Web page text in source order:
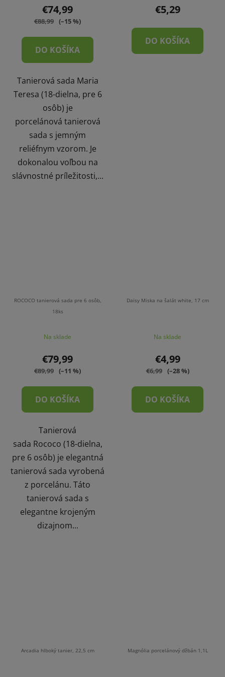
€74,99
€88,99 (–15 %)
DO KOŠÍKA
Tanierová sada Maria
Teresa (18-dielna, pre 6
osôb) je
porcelánová tanierová
sada s jemným
reliéfnym vzorom. Je
dokonalou voľbou na
slávnostné príležitosti,...
€5,29
DO KOŠÍKA
ROCOCO tanierová sada pre 6 osôb,
18ks
Na sklade
€79,99
€89,99 (–11 %)
DO KOŠÍKA
Tanierová
sada Rococo (18-dielna,
pre 6 osôb) je elegantná
tanierová sada vyrobená
z porcelánu. Táto
tanierová sada s
elegantne krojeným
dizajnom...
Daisy Miska na šalát white, 17 cm
Na sklade
€4,99
€6,99 (–28 %)
DO KOŠÍKA
Arcadia hlboký tanier, 22,5 cm Magnólia porcelánový džbán 1,1L